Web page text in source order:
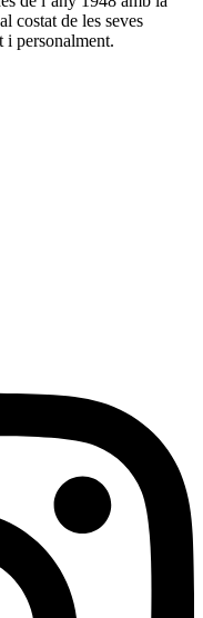
costat de les seves
i personalment.